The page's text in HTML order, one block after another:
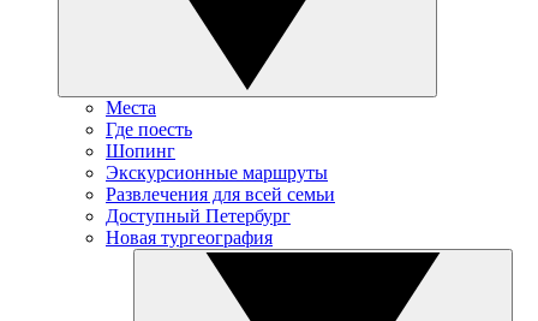
Места
Где поесть
Шопинг
Экскурсионные маршруты
Развлечения для всей семьи
Доступный Петербург
Новая тургеография